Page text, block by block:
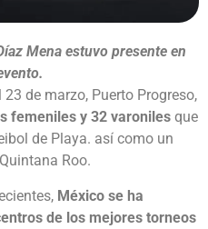
Mena estuvo presente en
23 de marzo, Puerto Progreso,
femeniles y 32 varoniles que
de Playa. así como un
Roo.
México se ha
de los mejores torneos